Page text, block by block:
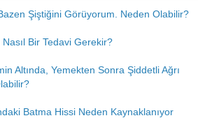
Şiştiğini Görüyorum. Neden Olabilir?
Bir Tedavi Gerekir?
Altında, Yemekten Sonra Şiddetli Ağrı
Batma Hissi Neden Kaynaklanıyor